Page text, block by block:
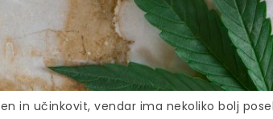
in učinkovit, vendar ima nekoliko bolj